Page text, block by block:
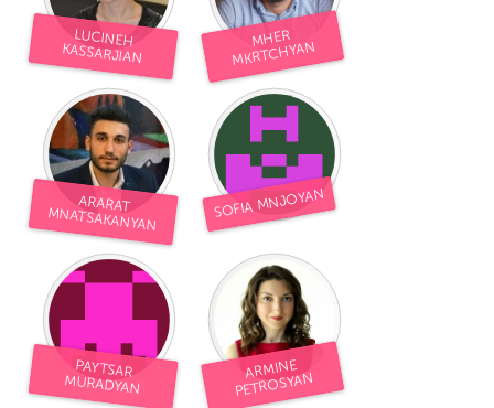
LUCINEH
KASSARJIAN
MHER
MKRTCHYAN
ARARAT
MNATSAKANYAN SOFIA MNJOYAN
PAYTSAR
MURADYAN
ARMINE
PETROSYAN